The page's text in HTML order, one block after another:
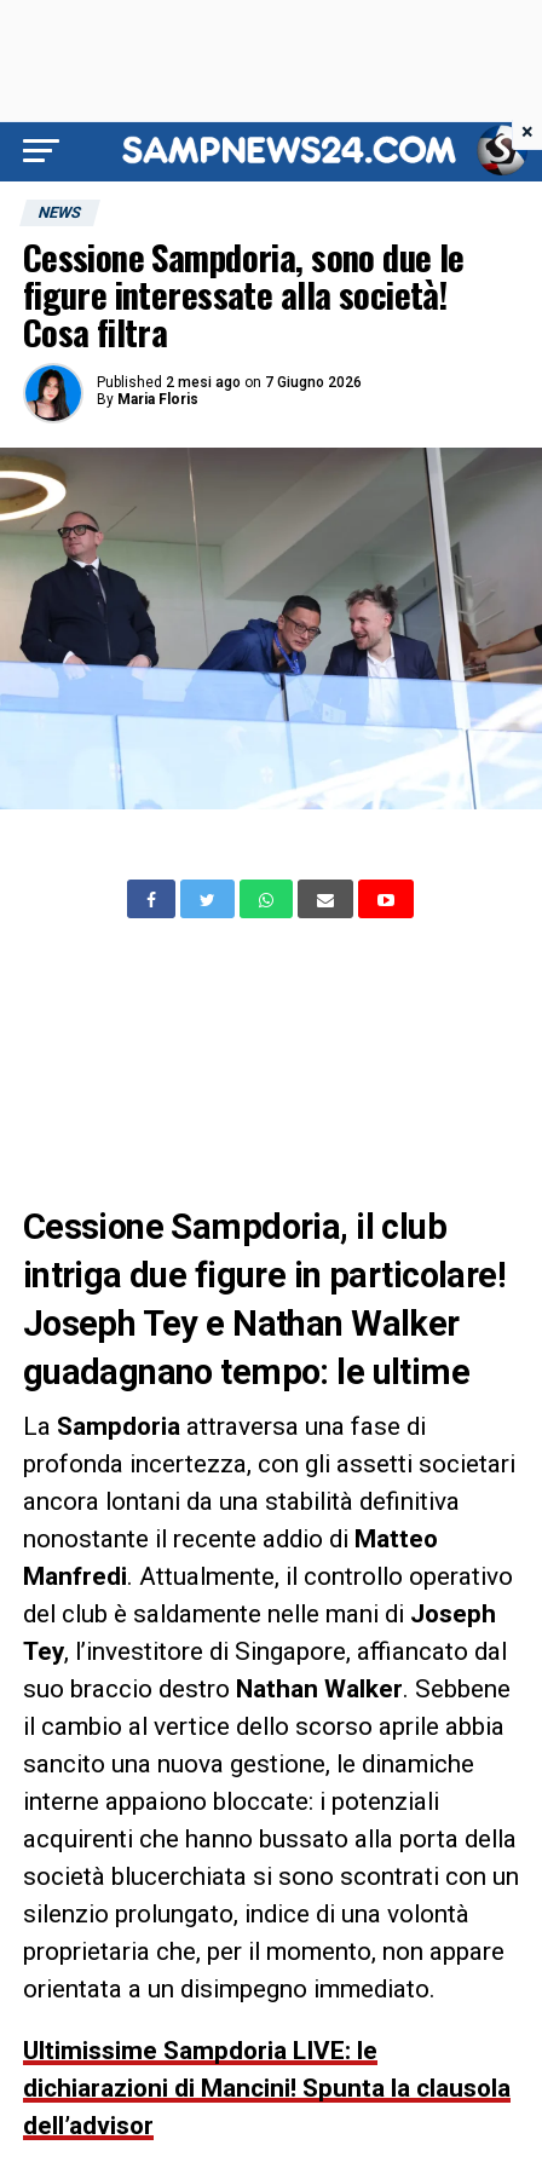
NEWS
Cessione Sampdoria, sono due le
figure interessate alla società!
Cosa filtra
Published 2 mesi ago on 7 Giugno 2026
By Maria Floris
Cessione Sampdoria, il club
intriga due figure in particolare!
Joseph Tey e Nathan Walker
guadagnano tempo: le ultime
La Sampdoria attraversa una fase di
profonda incertezza, con gli assetti societari
ancora lontani da una stabilità definitiva
nonostante il recente addio di Matteo
Manfredi. Attualmente, il controllo operativo
del club è saldamente nelle mani di Joseph
Tey, l’investitore di Singapore, affiancato dal
suo braccio destro Nathan Walker. Sebbene
il cambio al vertice dello scorso aprile abbia
sancito una nuova gestione, le dinamiche
interne appaiono bloccate: i potenziali
acquirenti che hanno bussato alla porta della
società blucerchiata si sono scontrati con un
silenzio prolungato, indice di una volontà
proprietaria che, per il momento, non appare
orientata a un disimpegno immediato.
Ultimissime Sampdoria LIVE: le
dichiarazioni di Mancini! Spunta la clausola
dell’advisor
×